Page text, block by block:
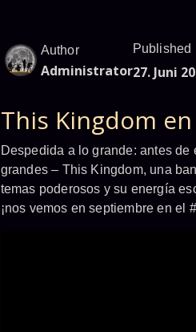
Author
Administrator
Published
27. Juni
This Kingdom
Despedida a lo grande: antes
grandes – This Kingdom, una
temas poderosos y su energía
¡nos vemos en septiembre en el